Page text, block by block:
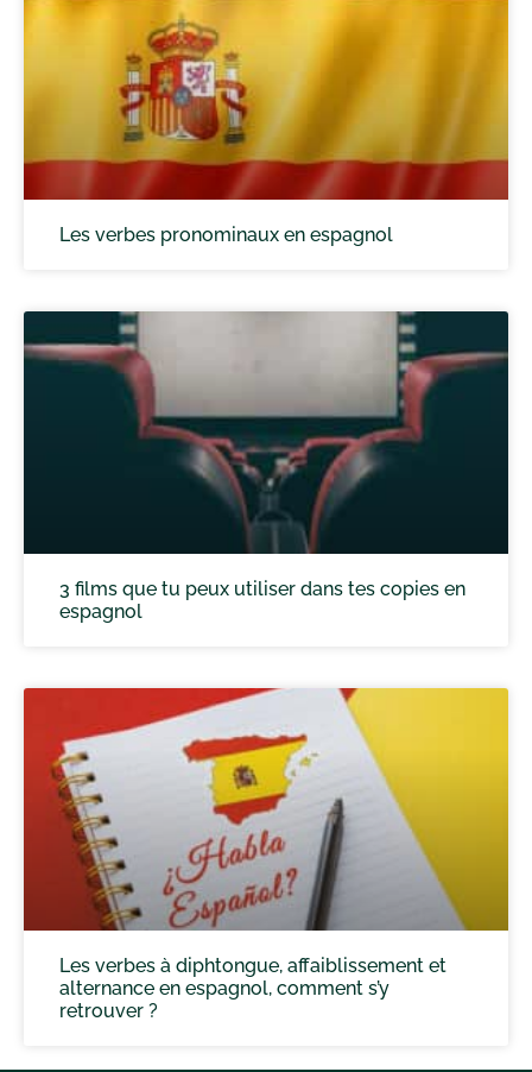
Les verbes pronominaux en espagnol
3 films que tu peux utiliser dans tes copies en
espagnol
Les verbes à diphtongue, affaiblissement et
alternance en espagnol, comment s’y
retrouver ?